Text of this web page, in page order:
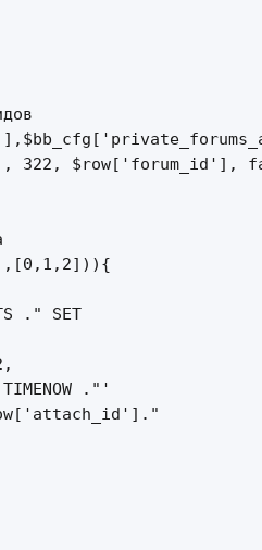
322, $row['forum_id'],
." SET
."'